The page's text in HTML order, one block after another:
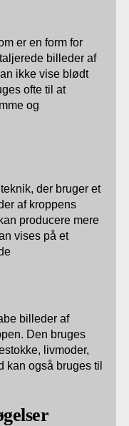
er en form for
billeder af
ikke vise blødt
ofte til at
og
der bruger et
af kroppens
producere mere
vises på et
billeder af
Den bruges
livmoder,
kan også bruges til